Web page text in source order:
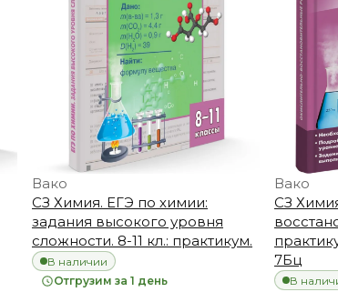
Вако
СЗ Химия. ЕГЭ по химии:
задания высокого уровня
сложности. 8-11 кл.: практикум.
В наличии
Отгрузим за 1 день
Вако
СЗ
7Бц
В